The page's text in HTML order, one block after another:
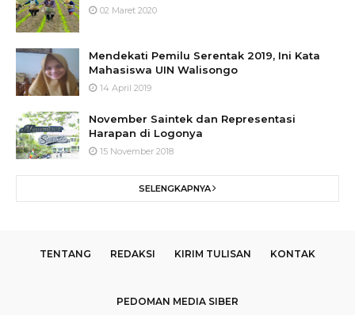
02 Maret 2020
Mendekati Pemilu Serentak 2019, Ini Kata
Mahasiswa UIN Walisongo
14 April 2019
November Saintek dan Representasi
Harapan di Logonya
15 November 2018
SELENGKAPNYA
TENTANG REDAKSI KIRIM TULISAN KONTAK
PEDOMAN MEDIA SIBER